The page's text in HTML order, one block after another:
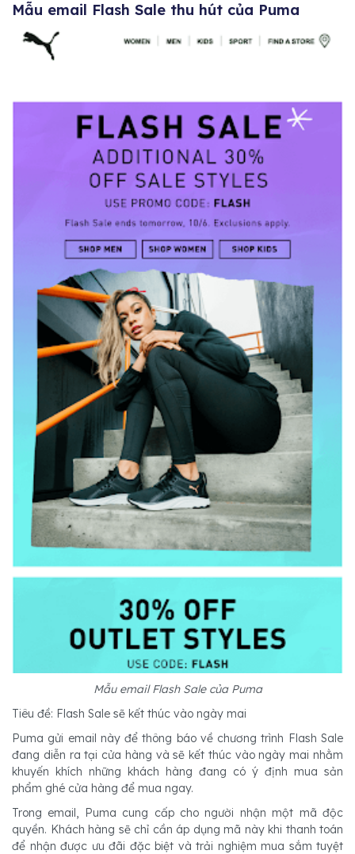
Mẫu email Flash Sale thu hút của Puma
Mẫu email Flash Sale của Puma
Tiêu đề: Flash Sale sẽ kết thúc vào ngày mai
Puma gửi email này để thông báo về chương trình Flash Sale
đang diễn ra tại cửa hàng và sẽ kết thúc vào ngày mai nhằm
khuyến khích những khách hàng đang có ý định mua sản
phẩm ghé cửa hàng để mua ngay.
Trong email, Puma cung cấp cho người nhận một mã độc
quyền. Khách hàng sẽ chỉ cần áp dụng mã này khi thanh toán
để nhận được ưu đãi đặc biệt và trải nghiệm mua sắm tuyệt